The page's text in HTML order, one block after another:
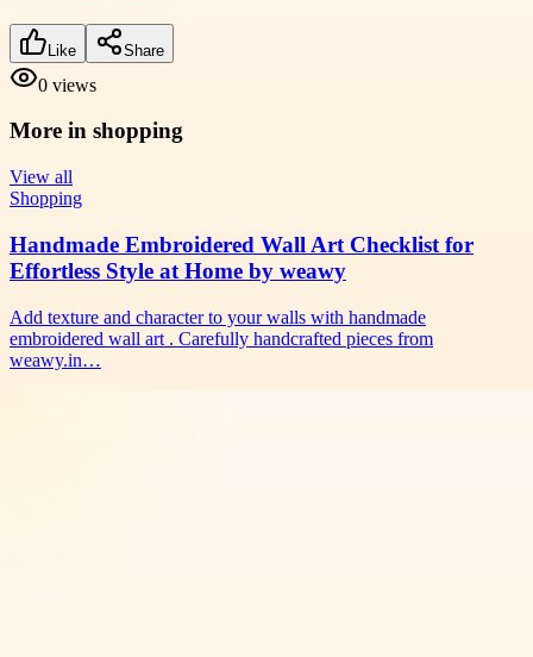
Like Share
0 views
More in shopping
View all
Shopping
Handmade Embroidered Wall Art Checklist for
Effortless Style at Home by weawy
Add texture and character to your walls with handmade
embroidered wall art . Carefully handcrafted pieces from
weawy.in…